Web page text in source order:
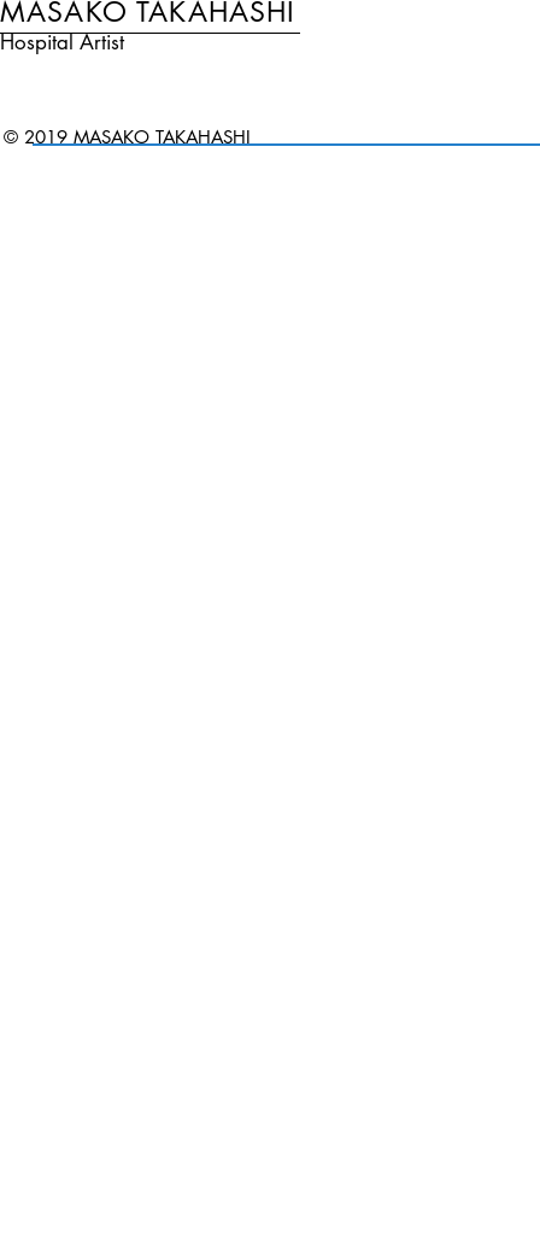
MASAKO TAKAHASHI
Hospital Artist
© 2019 MASAKO TAKAHASHI